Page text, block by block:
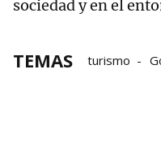
sociedad y en el
TEMAS turismo